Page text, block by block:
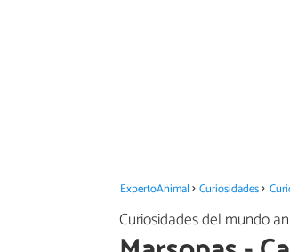
ExpertoAnimal Curiosidades
Curiosidades del mundo